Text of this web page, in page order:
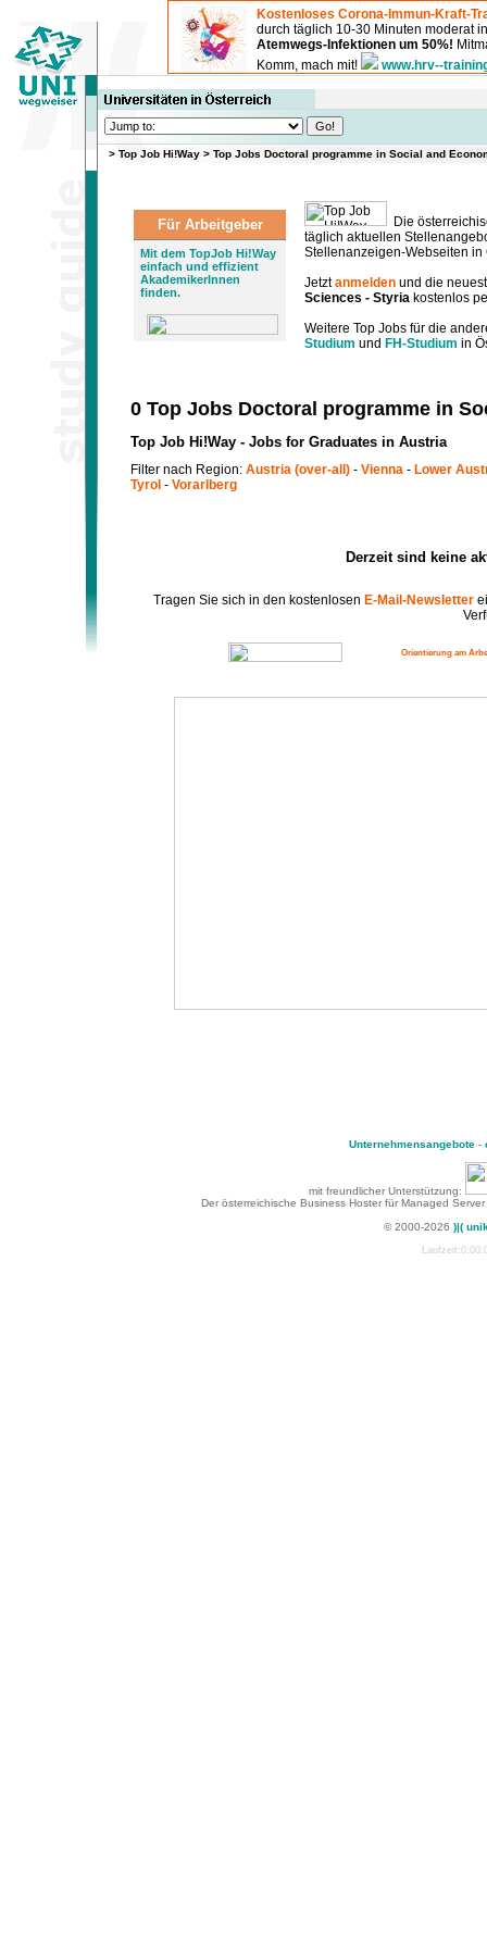
Kostenloses Corona-Immun-Kraft-
durch täglich 10-30 Minuten moderat
Atemwegs-Infektionen um 50%!
Komm, mach mit!
www.hrv--
> Top Job Hi!Way > Top Jobs Doctoral programme in Social and
Für Arbeitgeber
Mit dem TopJob Hi!Way
einfach und effizient
AkademikerInnen
finden.
Die
täglich aktuellen
Stellenanzeigen-Webseiten in
Jetztanmelden und die
Sciences - Styria kostenlos
Weitere Top Jobs für die
Studium und FH-Studium in
0 Top Jobs Doctoral programme in
Top Job Hi!Way - Jobs for Graduates in Austria
Filter nach Region: Austria (over-all) - Vienna - Lower
Tyrol - Vorarlberg
Derzeit sind keine
Tragen Sie sich in den kostenlosen E-Mail-Newsletter
Orientierung am
Unternehmensangebote-
mit freundlicher Unterstützung:
Der österreichische Business Hoster für Managed
© 2000-2026 )|(